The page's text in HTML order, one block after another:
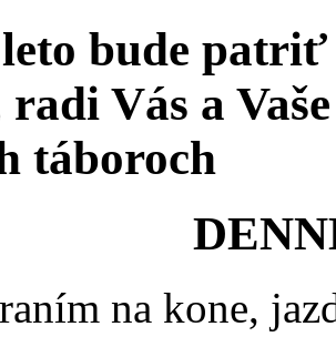
bude
radi Vás a
táboroch
na kone,